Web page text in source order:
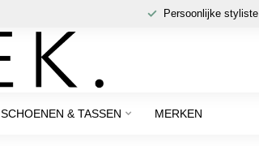
Persoonlijke styliste
SCHOENEN & TASSEN MERKEN